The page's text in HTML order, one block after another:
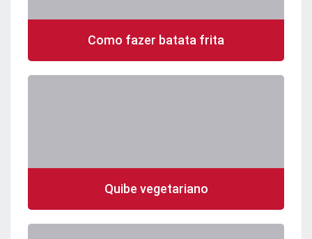
Como fazer batata frita
Quibe vegetariano